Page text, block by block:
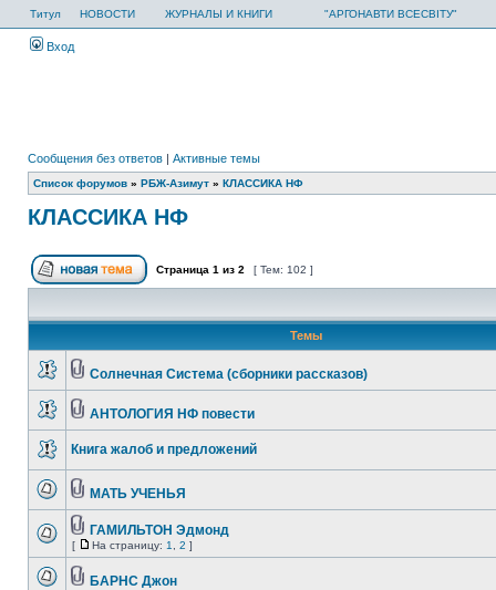
Титул НОВОСТИ ЖУРНАЛЫ И КНИГИ "АРГОНАВТИ ВСЕСВІТУ"
Вход
Сообщения без ответов | Активные темы
Список форумов » РБЖ-Азимут » КЛАССИКА НФ
КЛАССИКА НФ
Страница 1 из 2 [ Тем: 102 ]
Темы
Солнечная Система (сборники рассказов)
АНТОЛОГИЯ НФ повести
Книга жалоб и предложений
МАТЬ УЧЕНЬЯ
ГАМИЛЬТОН Эдмонд
[ На страницу: 1 2 ]
БАРНС Джон